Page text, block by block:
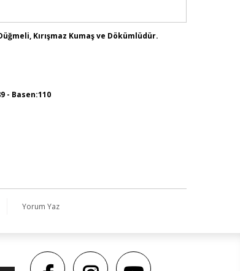
Kırışmaz Kumaş ve Dökümlüdür.
- Basen:110
Yorum Yaz